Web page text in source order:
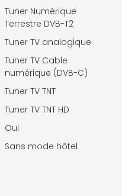
Tuner Numérique
Terrestre DVB-T2
Tuner TV analogique
Tuner TV Cable
numérique (DVB-C)
Tuner TV TNT
Tuner TV TNT HD
Oui
Sans mode hôtel